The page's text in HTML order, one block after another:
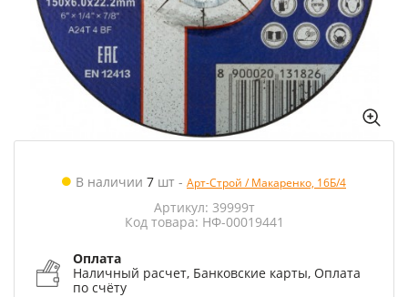
В наличии 7 шт - Арт-Строй / Макаренко, 16Б/4
Артикул: 39999т
Код товара: НФ-00019441
Оплата
Наличный расчет, Банковские карты, Оплата
по счёту